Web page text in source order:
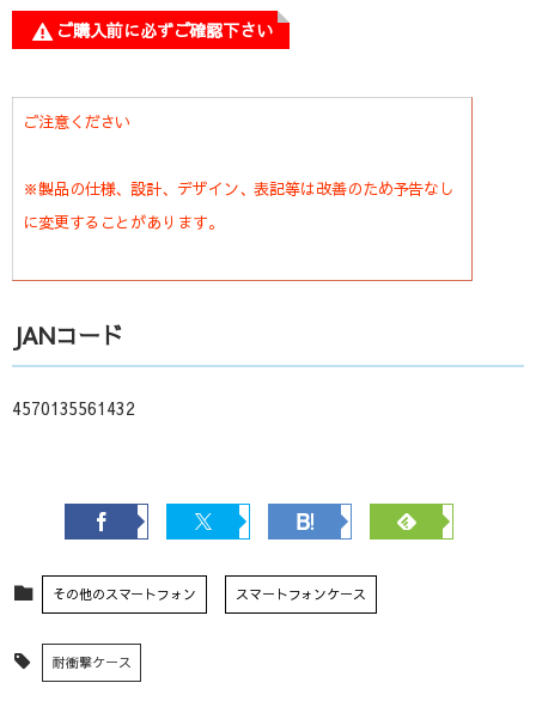
ご購入前に必ずご確認下さい
ご注意ください
※製品の仕様、設計、デザイン、表記等は改善のため予告なし
に変更することがあります。
JANコード
4570135561432
その他のスマートフォン スマートフォンケース
耐衝撃ケース